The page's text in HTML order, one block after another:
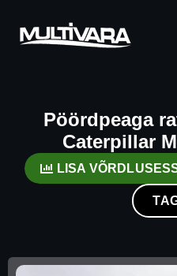
Pöördpeaga
Caterpillar
LISA